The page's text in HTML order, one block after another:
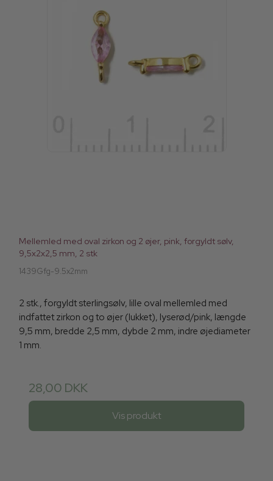
Mellemled med oval zirkon og 2 øjer, pink, forgyldt sølv,
9,5x2x2,5 mm, 2 stk
1439Gfg-9.5x2mm
2 stk., forgyldt sterlingsølv, lille oval mellemled med
indfattet zirkon og to øjer (lukket), lyserød/pink, længde
9,5 mm, bredde 2,5 mm, dybde 2 mm, indre øjediameter
1 mm.
28,00 DKK
Vis produkt